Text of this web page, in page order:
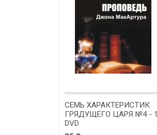
СЕМЬ ХАРАКТЕРИСТИК
ГРЯДУЩЕГО ЦАРЯ №4 - 1
DVD